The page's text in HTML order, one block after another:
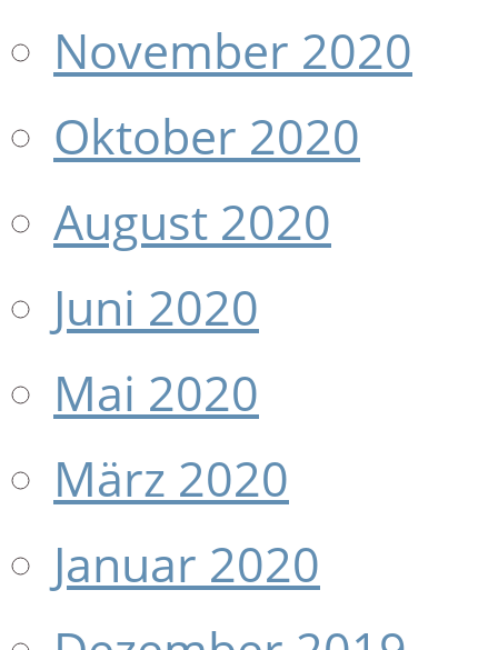
November 2020
Oktober 2020
August 2020
Juni 2020
Mai 2020
März 2020
Januar 2020